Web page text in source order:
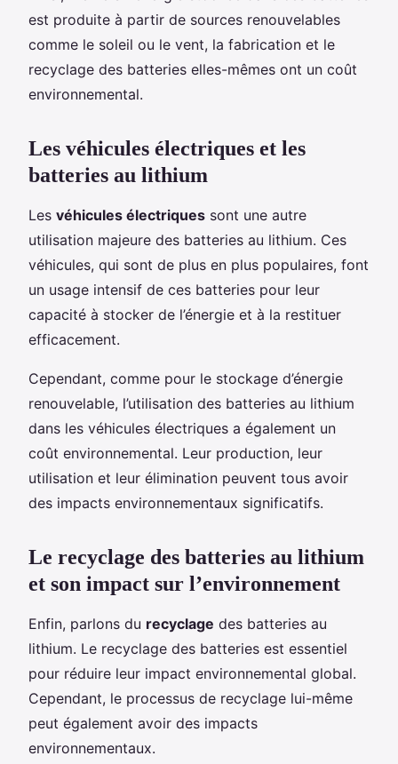
est produite à partir de sources renouvelables
comme le soleil ou le vent, la fabrication et le
recyclage des batteries elles-mêmes ont un coût
environnemental.
Les véhicules électriques et les
batteries au lithium
Les véhicules électriques sont une autre
utilisation majeure des batteries au lithium. Ces
véhicules, qui sont de plus en plus populaires, font
un usage intensif de ces batteries pour leur
capacité à stocker de l’énergie et à la restituer
efficacement.
Cependant, comme pour le stockage d’énergie
renouvelable, l’utilisation des batteries au lithium
dans les véhicules électriques a également un
coût environnemental. Leur production, leur
utilisation et leur élimination peuvent tous avoir
des impacts environnementaux significatifs.
Le recyclage des batteries au lithium
et son impact sur l’environnement
Enfin, parlons du recyclage des batteries au
lithium. Le recyclage des batteries est essentiel
pour réduire leur impact environnemental global.
Cependant, le processus de recyclage lui-même
peut également avoir des impacts
environnementaux.